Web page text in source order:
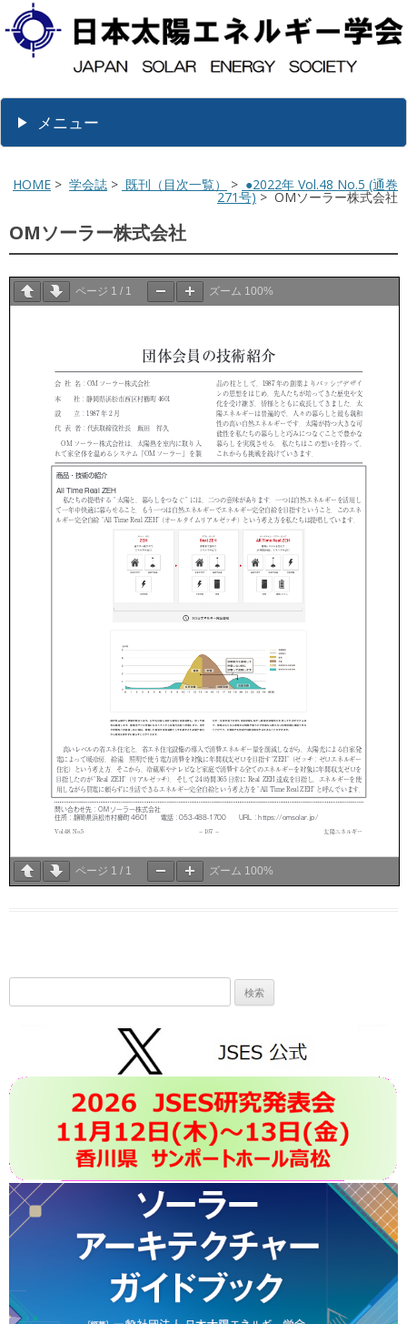
メニュー
HOME > 学会誌 > 既刊（目次一覧） > ●2022年 Vol.48 No.5 (通巻
271号) > OMソーラー株式会社
OMソーラー株式会社
ページ 1 / 1 ズーム 100%
ページ 1 / 1 ズーム 100%
索: